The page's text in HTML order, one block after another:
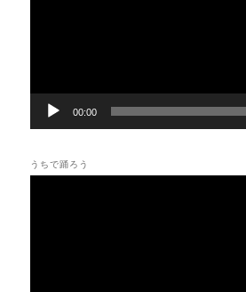
00:00
うちで踊ろう